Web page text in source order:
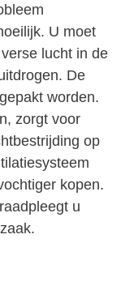
U moet
lucht in de
De
worden.
zorgt voor
op
kopen.
u